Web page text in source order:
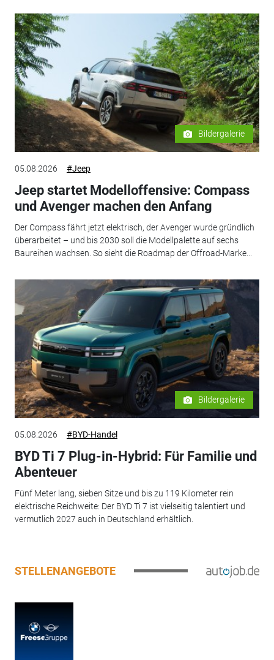
Bildergalerie
05.08.2026 #Jeep
Jeep startet Modelloffensive: Compass
und Avenger machen den Anfang
Der Compass fährt jetzt elektrisch, der Avenger wurde gründlich
überarbeitet – und bis 2030 soll die Modellpalette auf sechs
Baureihen wachsen. So sieht die Roadmap der Offroad-Marke...
Bildergalerie
05.08.2026 #BYD-Handel
BYD Ti 7 Plug-in-Hybrid: Für Familie und
Abenteuer
Fünf Meter lang, sieben Sitze und bis zu 119 Kilometer rein
elektrische Reichweite: Der BYD Ti 7 ist vielseitig talentiert und
vermutlich 2027 auch in Deutschland erhältlich.
STELLENANGEBOTE